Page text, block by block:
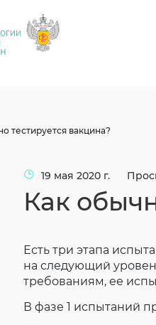
тестируется вакцина?
19 мая 2020 г.
Как
Есть три этапа
на следующий
требованиям, ее
В фазе 1 испытаний